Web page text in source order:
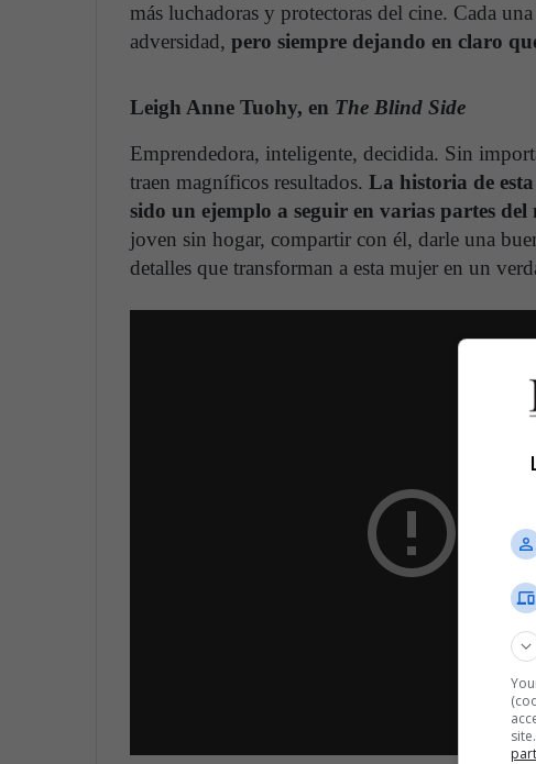
más luchadoras y protectoras del cine. Cada
adversidad, pero siempre dejando en claro
Leigh Anne Tuohy, en The Blind Side
Emprendedora, inteligente, decidida. Sin
traen magníficos resultados. La historia de
sido un ejemplo a seguir en varias partes del
joven sin hogar, compartir con él, darle una
detalles que transforman a esta mujer en un